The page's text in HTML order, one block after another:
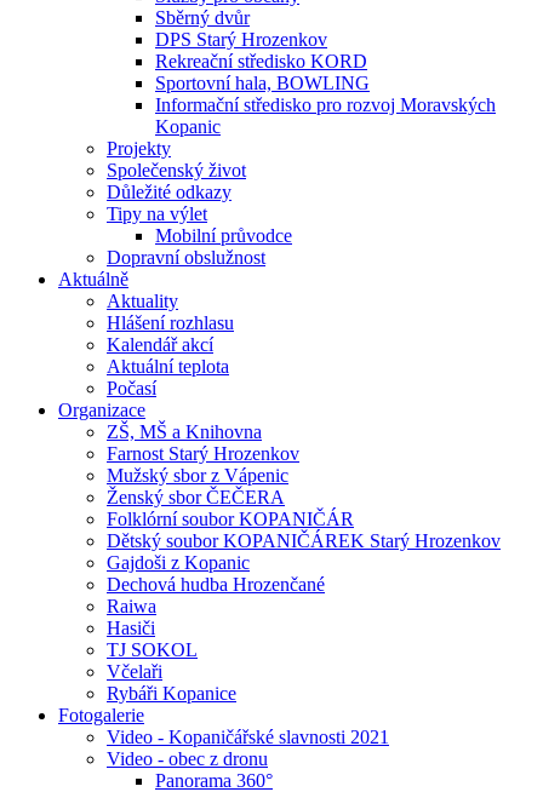
Sběrný dvůr
DPS Starý Hrozenkov
Rekreační středisko KORD
Sportovní hala, BOWLING
Informační středisko pro rozvoj Moravských
Kopanic
Projekty
Společenský život
Důležité odkazy
Tipy na výlet
Mobilní průvodce
Dopravní obslužnost
Aktuálně
Aktuality
Hlášení rozhlasu
Kalendář akcí
Aktuální teplota
Počasí
Organizace
ZŠ, MŠ a Knihovna
Farnost Starý Hrozenkov
Mužský sbor z Vápenic
Ženský sbor ČEČERA
Folklórní soubor KOPANIČÁR
Dětský soubor KOPANIČÁREK Starý Hrozenkov
Gajdoši z Kopanic
Dechová hudba Hrozenčané
Raiwa
Hasiči
TJ SOKOL
Včelaři
Rybáři Kopanice
Fotogalerie
Video - Kopaničářské slavnosti 2021
Video - obec z dronu
Panorama 360°